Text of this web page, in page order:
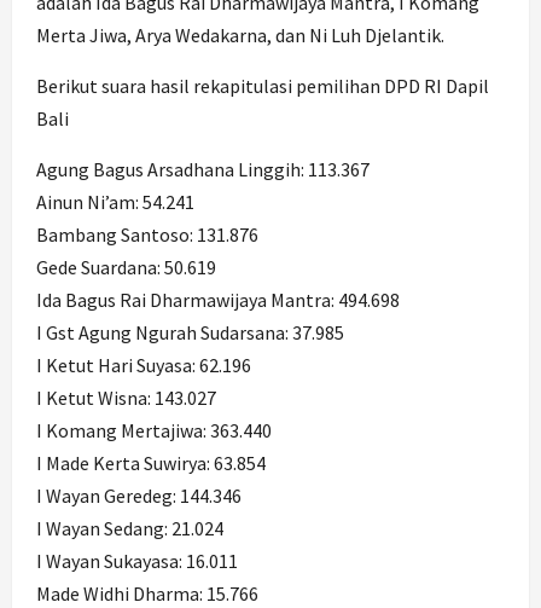
Merta Jiwa, Arya Wedakarna, dan Ni Luh Djelantik.
Berikut suara hasil rekapitulasi pemilihan DPD RI Dapil
Bali
Agung Bagus Arsadhana Linggih: 113.367
Ainun Ni’am: 54.241
Bambang Santoso: 131.876
Gede Suardana: 50.619
Ida Bagus Rai Dharmawijaya Mantra: 494.698
I Gst Agung Ngurah Sudarsana: 37.985
I Ketut Hari Suyasa: 62.196
I Ketut Wisna: 143.027
I Komang Mertajiwa: 363.440
I Made Kerta Suwirya: 63.854
I Wayan Geredeg: 144.346
I Wayan Sedang: 21.024
I Wayan Sukayasa: 16.011
Made Widhi Dharma: 15.766